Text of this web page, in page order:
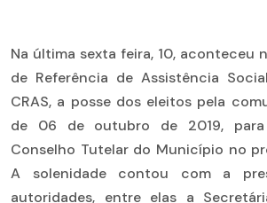
Na última sexta feira, 10, aconteceu
de Referência de Assistência
CRAS, a posse dos eleitos pela
de 06 de outubro de 2019,
Conselho Tutelar do Município no
A solenidade contou com a
autoridades, entre elas a